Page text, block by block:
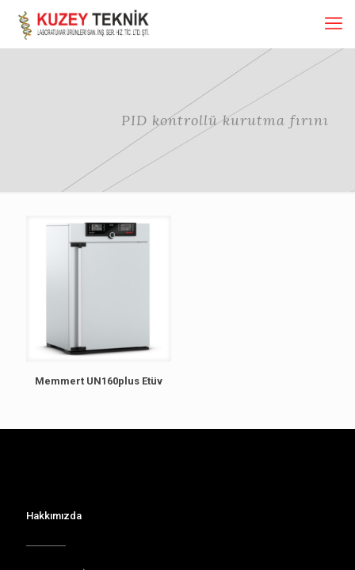
PID kontrollü kurutma fırını
Memmert UN160plus Etüv
Hakkımızda